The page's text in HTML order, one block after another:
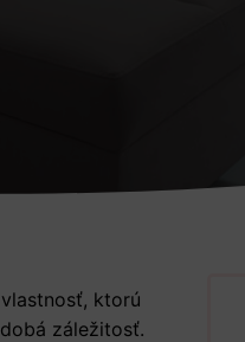
ktorú
záležitosť.